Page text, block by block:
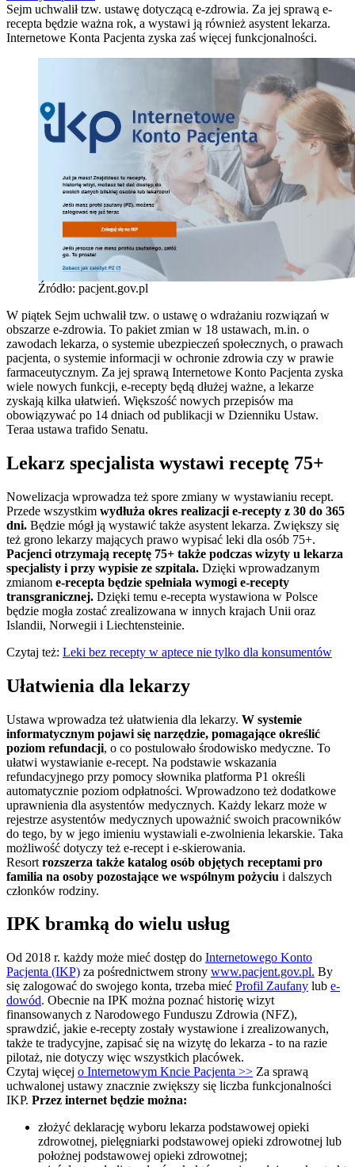
Sejm uchwalił tzw. ustawę dotyczącą e-zdrowia. Za jej sprawą e-
recepta będzie ważna rok, a wystawi ją również asystent lekarza.
Internetowe Konta Pacjenta zyska zaś więcej funkcjonalności.
Źródło: pacjent.gov.pl
W piątek Sejm uchwalił tzw. o ustawę o wdrażaniu rozwiązań w
obszarze e-zdrowia. To pakiet zmian w 18 ustawach, m.in. o
zawodach lekarza, o systemie ubezpieczeń społecznych, o prawach
pacjenta, o systemie informacji w ochronie zdrowia czy w prawie
farmaceutycznym. Za jej sprawą Internetowe Konto Pacjenta zyska
wiele nowych funkcji, e-recepty będą dłużej ważne, a lekarze
zyskają kilka ułatwień. Większość nowych przepisów ma
obowiązywać po 14 dniach od publikacji w Dzienniku Ustaw.
Teraa ustawa trafido Senatu.
Lekarz specjalista wystawi receptę 75+
Nowelizacja wprowadza też spore zmiany w wystawianiu recept.
Przede wszystkim wydłuża okres realizacji e-recepty z 30 do 365
dni. Będzie mógł ją wystawić także asystent lekarza. Zwiększy się
też grono lekarzy mających prawo wypisać leki dla osób 75+.
Pacjenci otrzymają receptę 75+ także podczas wizyty u lekarza
specjalisty i przy wypisie ze szpitala. Dzięki wprowadzanym
zmianom e-recepta będzie spełniała wymogi e-recepty
transgranicznej. Dzięki temu e-recepta wystawiona w Polsce
będzie mogła zostać zrealizowana w innych krajach Unii oraz
Islandii, Norwegii i Liechtensteinie.
Czytaj też: Leki bez recepty w aptece nie tylko dla konsumentów
Ułatwienia dla lekarzy
Ustawa wprowadza też ułatwienia dla lekarzy. W systemie
informatycznym pojawi się narzędzie, pomagające określić
poziom refundacji, o co postulowało środowisko medyczne. To
ułatwi wystawianie e-recept. Na podstawie wskazania
refundacyjnego przy pomocy słownika platforma P1 określi
automatycznie poziom odpłatności. Wprowadzono też dodatkowe
uprawnienia dla asystentów medycznych. Każdy lekarz może w
rejestrze asystentów medycznych upoważnić swoich pracowników
do tego, by w jego imieniu wystawiali e-zwolnienia lekarskie. Taka
możliwość dotyczy też e-recept i e-skierowania.
Resort rozszerza także katalog osób objętych receptami pro
familia na osoby pozostające we wspólnym pożyciu i dalszych
członków rodziny.
IPK bramką do wielu usług
Od 2018 r. każdy może mieć dostęp do Internetowego Konto
Pacjenta (IKP) za pośrednictwem strony www.pacjent.gov.pl. By
się zalogować do swojego konta, trzeba mieć Profil Zaufany lub e-
dowód. Obecnie na IPK można poznać historię wizyt
finansowanych z Narodowego Funduszu Zdrowia (NFZ),
sprawdzić, jakie e-recepty zostały wystawione i zrealizowanych,
także te tradycyjne, zapisać się na wizytę do lekarza - to na razie
pilotaż, nie dotyczy więc wszystkich placówek.
Czytaj więcej o Internetowym Kncie Pacjenta >> Za sprawą
uchwalonej ustawy znacznie zwiększy się liczba funkcjonalności
IKP. Przez internet będzie można:
złożyć deklarację wyboru lekarza podstawowej opieki
zdrowotnej, pielęgniarki podstawowej opieki zdrowotnej lub
położnej podstawowej opieki zdrowotnej;